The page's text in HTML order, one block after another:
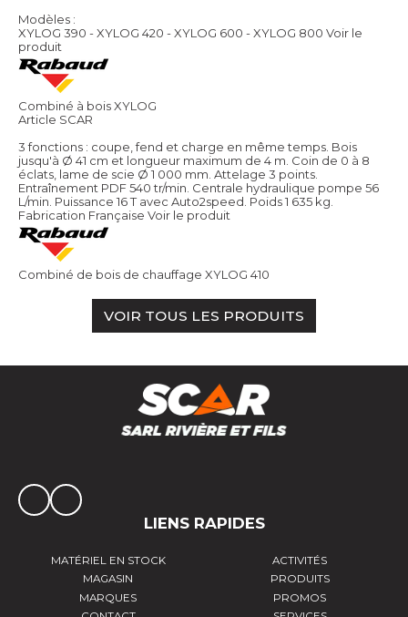
Modèles :
XYLOG 390 - XYLOG 420 - XYLOG 600 - XYLOG 800 Voir le
produit
Combiné à bois XYLOG
Article SCAR
3 fonctions : coupe, fend et charge en même temps. Bois
jusqu'à Ø 41 cm et longueur maximum de 4 m. Coin de 0 à 8
éclats, lame de scie Ø 1 000 mm. Attelage 3 points.
Entraînement PDF 540 tr/min. Centrale hydraulique pompe 56
L/min. Puissance 16 T avec Auto2speed. Poids 1 635 kg.
Fabrication Française Voir le produit
Combiné de bois de chauffage XYLOG 410
VOIR TOUS LES PRODUITS
LIENS RAPIDES
MATÉRIEL EN STOCK
ACTIVITÉS
MAGASIN
PRODUITS
MARQUES
PROMOS